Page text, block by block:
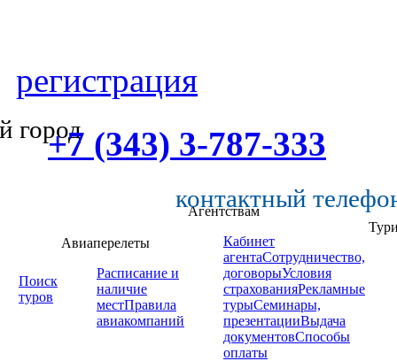
регистрация
город
+7 (343) 3-787-333
контактный
Поиск
туров
Авиаперелеты
Расписание и
наличие
местПравила
авиакомпаний
Агентствам
Кабинет
агентаСотрудничество,
договорыУсловия
страхованияРекламные
турыСеминары,
презентацииВыдача
документовСпособы
оплаты